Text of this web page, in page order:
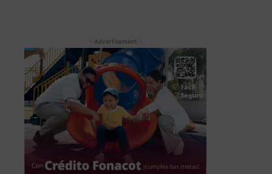
- Advertisement -